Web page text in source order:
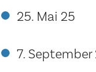
25. Mai 25
7. September